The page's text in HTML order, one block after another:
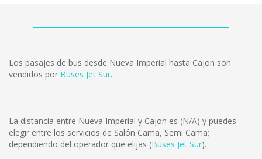
Los pasajes de bus desde Nueva Imperial hasta Cajon son
vendidos por Buses Jet Sur.
La distancia entre Nueva Imperial y Cajon es (N/A) y puedes
elegir entre los servicios de Salón Cama, Semi Cama;
dependiendo del operador que elijas (Buses Jet Sur).